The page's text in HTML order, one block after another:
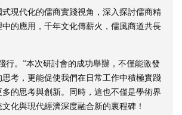
現代化的儒商實踐視角，深入探討儒商精
的應用，千年文化傳薪火，儒風商道共長
行。”本次研討會的成功舉辦，不僅能激發
考，更能促使我們在日常工作中積極實踐
的思考與創新。同時，這也不僅是學術界
化與現代經濟深度融合新的裏程碑！